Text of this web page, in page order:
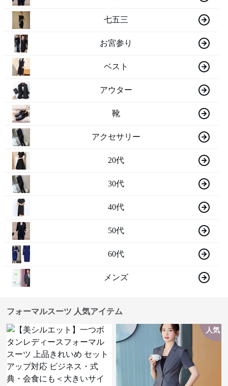
七五三
お宮参り
ベスト
アウター
靴
アクセサリー
20代
30代
40代
50代
60代
メンズ
フォーマルスーツ 人気アイテム
人気